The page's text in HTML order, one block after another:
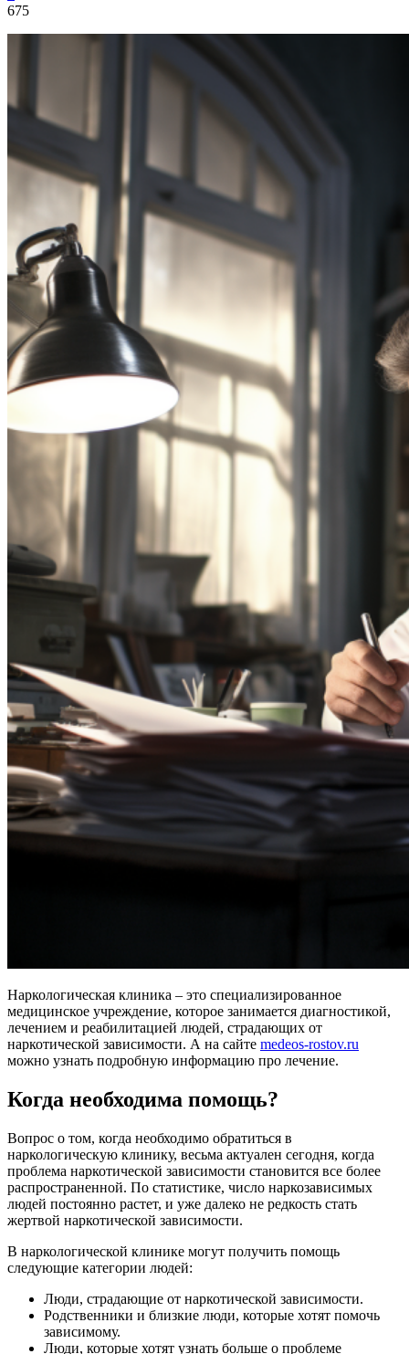
675
Наркологическая клиника – это специализированное
медицинское учреждение, которое занимается диагностикой,
лечением и реабилитацией людей, страдающих от
наркотической зависимости. А на сайте medeos-rostov.ru
можно узнать подробную информацию про лечение.
Когда необходима помощь?
Вопрос о том, когда необходимо обратиться в
наркологическую клинику, весьма актуален сегодня, когда
проблема наркотической зависимости становится все более
распространенной. По статистике, число наркозависимых
людей постоянно растет, и уже далеко не редкость стать
жертвой наркотической зависимости.
В наркологической клинике могут получить помощь
следующие категории людей:
Люди, страдающие от наркотической зависимости.
Родственники и близкие люди, которые хотят помочь
зависимому.
Люди, которые хотят узнать больше о проблеме